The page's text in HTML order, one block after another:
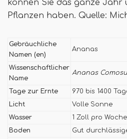
können Sie das ganze Jahr
Pflanzen haben. Quelle:
Gebräuchliche
Namen (en)
Ananas
Wissenschaftlicher
Name
Ananas
Tage zur Ernte
970 bis 1400
Licht
Volle Sonne
Wasser
1 Zoll pro Woche
Boden
Gut